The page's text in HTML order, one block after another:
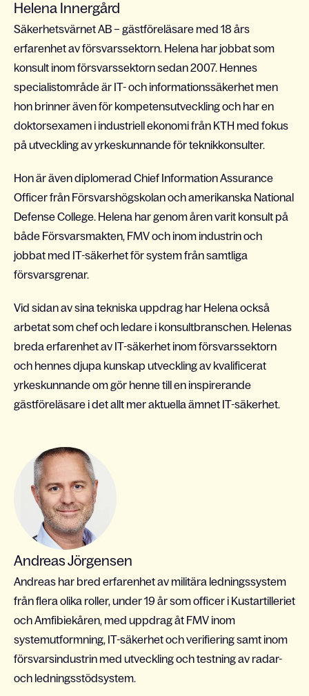
Helena Innergård
Säkerhetsvärnet AB – gästföreläsare med 18 års
erfarenhet av försvarssektorn. Helena har jobbat som
konsult inom försvarssektorn sedan 2007. Hennes
specialistområde är IT- och informationssäkerhet men
hon brinner även för kompetensutveckling och har en
doktorsexamen i industriell ekonomi från KTH med fokus
på utveckling av yrkeskunnande för teknikkonsulter.
Hon är även diplomerad Chief Information Assurance
Officer från Försvarshögskolan och amerikanska National
Defense College. Helena har genom åren varit konsult på
både Försvarsmakten, FMV och inom industrin och
jobbat med IT-säkerhet för system från samtliga
försvarsgrenar.
Vid sidan av sina tekniska uppdrag har Helena också
arbetat som chef och ledare i konsultbranschen. Helenas
breda erfarenhet av IT-säkerhet inom försvarssektorn
och hennes djupa kunskap utveckling av kvalificerat
yrkeskunnande om gör henne till en inspirerande
gästföreläsare i det allt mer aktuella ämnet IT-säkerhet.
Andreas Jörgensen
Andreas har bred erfarenhet av militära ledningssystem
från flera olika roller, under 19 år som officer i Kustartilleriet
och Amfibiekåren, med uppdrag åt FMV inom
systemutformning, IT-säkerhet och verifiering samt inom
försvarsindustrin med utveckling och testning av radar-
och ledningsstödsystem.